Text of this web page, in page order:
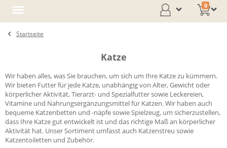
0
Startseite
Katze
Wir haben alles, was Sie brauchen, um sich um Ihre Katze zu kümmern.
Wir bieten Futter für jede Katze, unabhängig von Alter, Gewicht oder
körperlicher Aktivität, Tierarzt- und Spezialfutter sowie Leckereien,
Vitamine und Nahrungsergänzungsmittel für Katzen. Wir haben auch
bequeme Katzenbetten und -näpfe sowie Spielzeug, um sicherzustellen,
dass Ihre Katze gut entwickelt ist und das richtige Maß an körperlicher
Aktivität hat. Unser Sortiment umfasst auch Katzenstreu sowie
Katzentoiletten und Zubehör.